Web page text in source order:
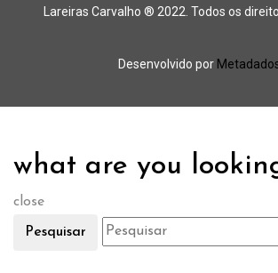
Lareiras Carvalho ® 2022. Todos os
Desenvolvido por
what are you
close
Pesquisar